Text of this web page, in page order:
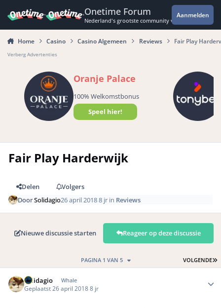
Onetime Forum
Nederland's grootste community voor de
Aanmelden
Home Casino Casino Algemeen Reviews Fair Play
Verberg Advertenties
Oranje Palace
100% Welkomstbonus
Speel hier!
Fair Play Harderwijk
Delen
Volgers
DoorSolidagio26 april 20188 jr in Reviews
Nieuwe discussie starten Reageer op deze discussie
VOLGENDE
PAGINA 1 VAN 5
Solidagio Whale
Geplaatst 26 april 20188 jr